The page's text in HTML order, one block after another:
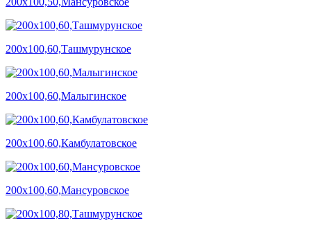
200х100,60,Ташмурунское
200х100,60,Малыгинское
200х100,60,Камбулатовское
200х100,60,Мансуровское